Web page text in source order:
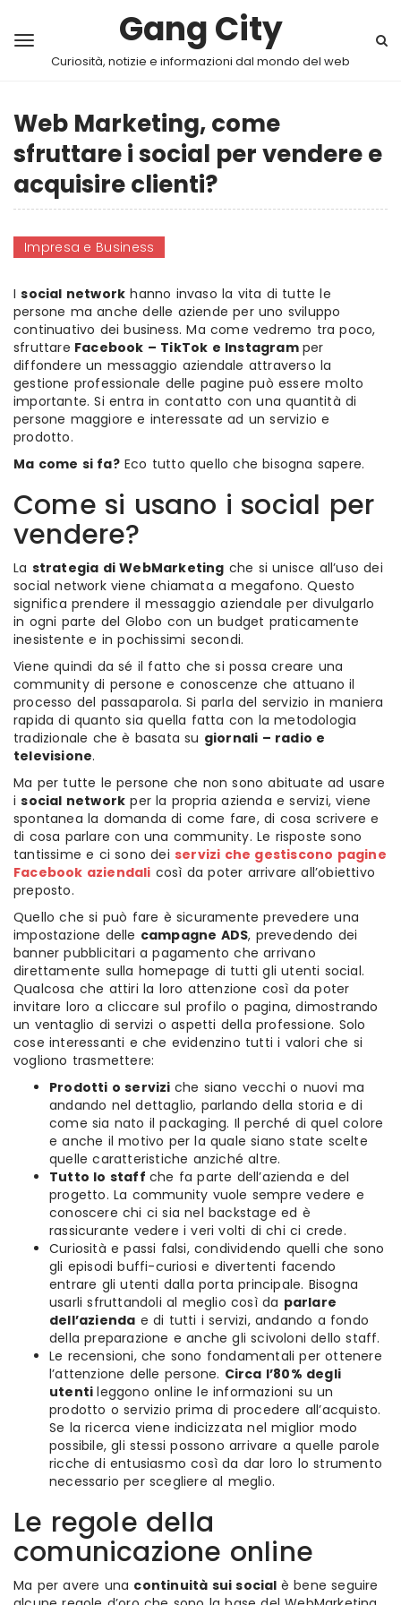
Gang City
Curiosità, notizie e informazioni dal mondo del web
Web Marketing, come
sfruttare i social per vendere e
acquisire clienti?
Impresa e Business
Isocial network hanno invaso la vita di tutte le
persone ma anche delle aziende per uno sviluppo
continuativo dei business. Ma come vedremo tra poco,
sfruttare Facebook – TikTok e Instagramper
diffondere un messaggio aziendale attraverso la
gestione professionale delle pagine può essere molto
importante. Si entra in contatto con una quantità di
persone maggiore e interessate ad un servizio e
prodotto.
Ma come si fa?Eco tutto quello che bisogna sapere.
Come si usano i social per
vendere?
La strategia di WebMarketing che si unisce all’uso dei
social network viene chiamata a megafono. Questo
significa prendere il messaggio aziendale per divulgarlo
in ogni parte del Globo con un budget praticamente
inesistente e in pochissimi secondi.
Viene quindi da sé il fatto che si possa creare una
community di persone e conoscenze che attuano il
processo del passaparola. Si parla del servizio in maniera
rapida di quanto sia quella fatta con la metodologia
tradizionale che è basata su giornali – radio e
televisione.
Ma per tutte le persone che non sono abituate ad usare
isocial network per la propria azienda e servizi, viene
spontanea la domanda di come fare, di cosa scrivere e
di cosa parlare con una community. Le risposte sono
tantissime e ci sono dei servizi che gestiscono pagine
Facebook aziendali così da poter arrivare all’obiettivo
preposto.
Quello che si può fare è sicuramente prevedere una
impostazione delle campagne ADS, prevedendo dei
banner pubblicitari a pagamento che arrivano
direttamente sulla homepage di tutti gli utenti social.
Qualcosa che attiri la loro attenzione così da poter
invitare loro a cliccare sul profilo o pagina, dimostrando
un ventaglio di servizi o aspetti della professione. Solo
cose interessanti e che evidenzino tutti i valori che si
vogliono trasmettere:
Prodotti o servizi che siano vecchi o nuovi ma
andando nel dettaglio, parlando della storia e di
come sia nato il packaging. Il perché di quel colore
e anche il motivo per la quale siano state scelte
quelle caratteristiche anziché altre.
Tutto lo staff che fa parte dell’azienda e del
progetto. La community vuole sempre vedere e
conoscere chi ci sia nel backstage ed è
rassicurante vedere i veri volti di chi ci crede.
Curiosità e passi falsi, condividendo quelli che sono
gli episodi buffi-curiosi e divertenti facendo
entrare gli utenti dalla porta principale. Bisogna
usarli sfruttandoli al meglio così da parlare
dell’azienda e di tutti i servizi, andando a fondo
della preparazione e anche gli scivoloni dello staff.
Le recensioni, che sono fondamentali per ottenere
l’attenzione delle persone. Circa l’80% degli
utentileggono online le informazioni su un
prodotto o servizio prima di procedere all’acquisto.
Se la ricerca viene indicizzata nel miglior modo
possibile, gli stessi possono arrivare a quelle parole
ricche di entusiasmo così da dar loro lo strumento
necessario per scegliere al meglio.
Le regole della
comunicazione online
Ma per avere una continuità sui social è bene seguire